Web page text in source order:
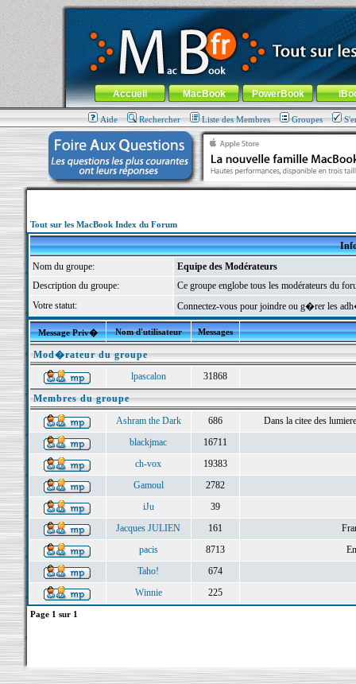
MacBook-fr.com : 100% Apple... 100% nomade !
Aller au contenu-Aller au menu général-Aller au menu de
Menu général
Accueil MacBook PowerBook
Aide Rechercher Liste des Membres Groupes
Tout sur les MacBook Index du Forum
Nom du groupe:
Equipe des Modérateurs
Description du groupe:
Ce groupe englobe tous les modérateurs du
Votre statut:
Connectez-vous pour joindre ou g�rer les
Message Priv� Nom d'utilisateur Messages
Mod�rateur du groupe
lpascalon
31868
Membres du groupe
Ashram the Dark
686
Dans la citee des
blackjmac
16711
ch-vox
19383
Gamoul
2782
iJu
39
Jacques JULIEN
161
pacis
8713
Taho!
674
Winnie
225
Page 1 sur 1